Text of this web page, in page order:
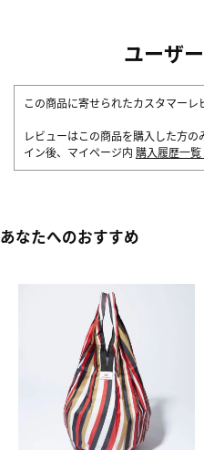
ユーザ
この商品に寄せられたカスタマーレ
レビューはこの商品を購入した方
イン後、マイページ内 購入履歴一覧
あなたへのおすすめ